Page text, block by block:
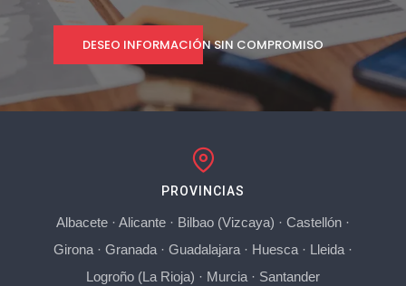
DESEO INFORMACIÓN SIN COMPROMISO
PROVINCIAS
Albacete· Alicante· Bilbao (Vizcaya) · Castellón·
Girona· Granada· Guadalajara· Huesca· Lleida·
Logroño (La Rioja) · Murcia· Santander